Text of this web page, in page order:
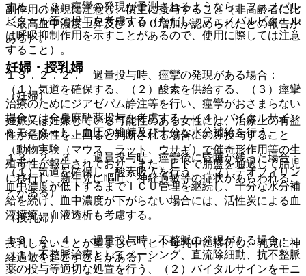
する、（２）痙攣の発現が予測されるようなら、フェノバル
ビタール等の投与を考慮する（ただし、フェノバルビタール
は呼吸抑制作用を示すことがあるので、使用に際しては注意
すること）。
１３．２．２． 過量投与時、痙攣の発現がある場合：
（１）気道を確保する、（２）酸素を供給する、（３）痙攣
治療のためにジアゼパム静注等を行い、痙攣がおさまらない
場合には全身麻酔薬投与を考慮する、（４）バイタルサイン
をモニターし、血圧の維持及び十分な水分補給を行う。
１３．２．３． 過量投与時、痙攣後に昏睡が残った場合：
（１）気道を確保し、酸素吸入を行う、（２）テオフィリン
血中濃度が低下するまでＩＣＵ管理を継続し、十分な水分補
給を続け、血中濃度が下がらない場合には、活性炭による血
液灌流、血液透析も考慮する。
１３．２．４． 過量投与時、不整脈の発現がある場合：
（１）不整脈治療としてペーシング、直流除細動、抗不整脈
薬の投与等適切な処置を行う、（２）バイタルサインをモニ
副作用の発現に注意し、慎重に投与すること（非高齢者に比
べ最高血中濃度上昇及びＡＵＣ増加が認められたとの報告が
ある）。
妊婦・授乳婦
（妊婦）
妊娠又は妊娠している可能性のある女性には、治療上の有益
性が危険性を上回ると判断される場合にのみ投与すること
（動物実験（マウス、ラット、ウサギ）で催奇形作用等の生
殖毒性が報告されており、また、ヒトで胎盤を通過して胎児
に移行し、新生児に嘔吐、神経過敏等の症状があらわれるこ
とがある）。
（授乳婦）
授乳しないことが望ましい（ヒト母乳中に移行し、乳児に神
経過敏を起こすことがある）。